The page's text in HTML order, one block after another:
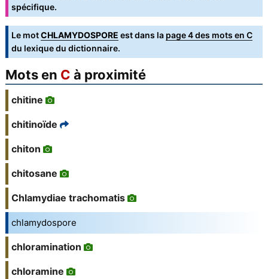
spécifique.
Le motCHLAMYDOSPORE est dans la page 4 des mots en C
du lexique du dictionnaire.
Mots en C à proximité
chitine
chitinoïde
chiton
chitosane
Chlamydiae trachomatis
chlamydospore
chloramination
chloramine